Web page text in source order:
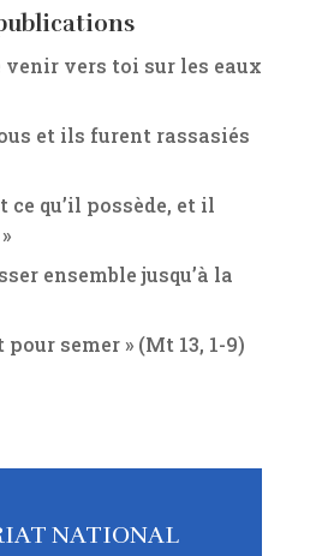
venir vers toi sur les eaux
et ils furent rassasiés
qu’il possède, et il
ensemble jusqu’à la
semer » (Mt 13, 1-9)
NATIONAL